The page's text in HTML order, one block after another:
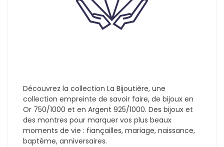
Découvrez la collection La Bijoutière, une
collection empreinte de savoir faire, de bijoux en
Or 750/1000 et en Argent 925/1000. Des bijoux et
des montres pour marquer vos plus beaux
moments de vie : fiançailles, mariage, naissance,
baptême, anniversaires.